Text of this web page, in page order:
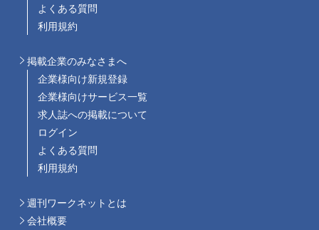
よくある質問
利用規約
掲載企業のみなさまへ
企業様向け新規登録
企業様向けサービス一覧
求人誌への掲載について
ログイン
よくある質問
利用規約
週刊ワークネットとは
会社概要